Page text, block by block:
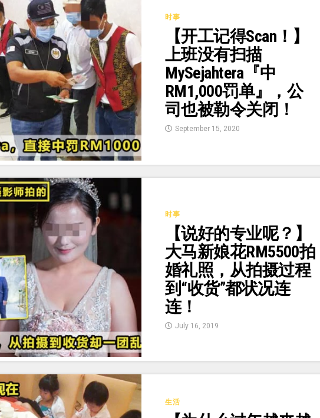
时事
【开工记得Scan！】
上班没有扫描
MySejahtera『中
RM1,000罚单』，公
司也被勒令关闭！
September 15, 2020
时事
【说好的专业呢？】
大马新娘花RM5500拍
婚礼照，从拍摄过程
到“收货”都状况连
连！
July 16, 2019
生活